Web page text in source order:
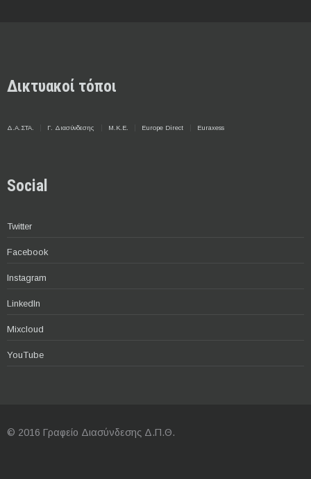
Δικτυακοί τόποι
Δ.Α.ΣΤΑ. Γ. Διασύνδεσης Μ.Κ.Ε. Europe Direct Euraxess
Social
Twitter
Facebook
Instagram
LinkedIn
Mixcloud
YouTube
© 2016 Γραφείο Διασύνδεσης Δ.Π.Θ.